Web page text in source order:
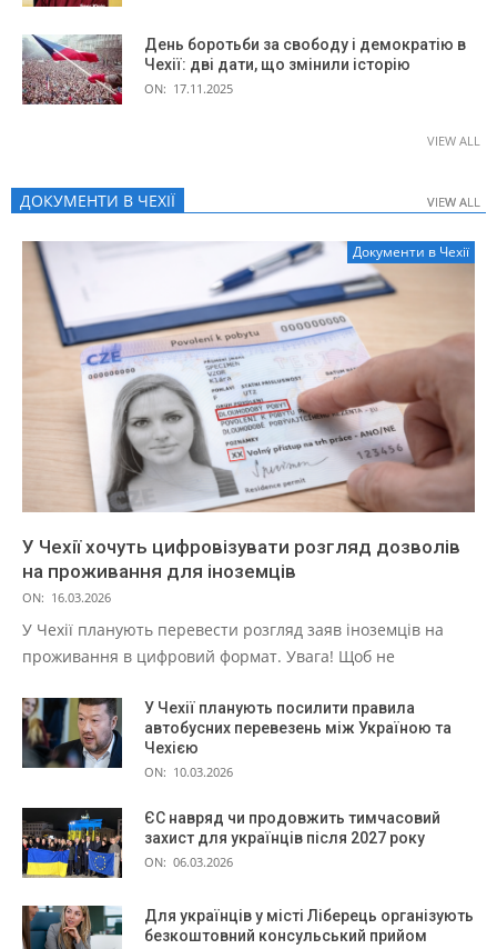
День боротьби за свободу і демократію в
Чехії: дві дати, що змінили історію
ON: 17.11.2025
VIEW ALL
ДОКУМЕНТИ В ЧЕХІЇ VIEW ALL
Документи в Чехії
У Чехії хочуть цифровізувати розгляд дозволів
на проживання для іноземців
ON: 16.03.2026
У Чехії планують перевести розгляд заяв іноземців на
проживання в цифровий формат. Увага! Щоб не
У Чехії планують посилити правила
автобусних перевезень між Україною та
Чехією
ON: 10.03.2026
ЄС навряд чи продовжить тимчасовий
захист для українців після 2027 року
ON: 06.03.2026
Для українців у місті Ліберець організують
безкоштовний консульський прийом
VIEW ALL